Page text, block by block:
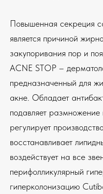
Повышенная секреция
является причиной
закупоривания пор и
ACNE STOP –
предназначенный для
акне. Обладает
подавляет
регулирует
восстанавливает
воздействует на все
перифолликулярный
гиперколонизацию